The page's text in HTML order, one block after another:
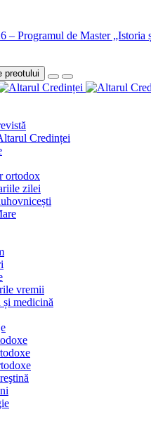
– Programul de Master „Istoria
preotului
Credinței
ortodox
zilei
vremii
și medicină